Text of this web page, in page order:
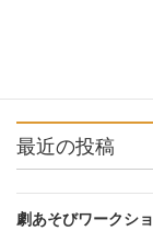
最近の投稿
劇あそびワークシ